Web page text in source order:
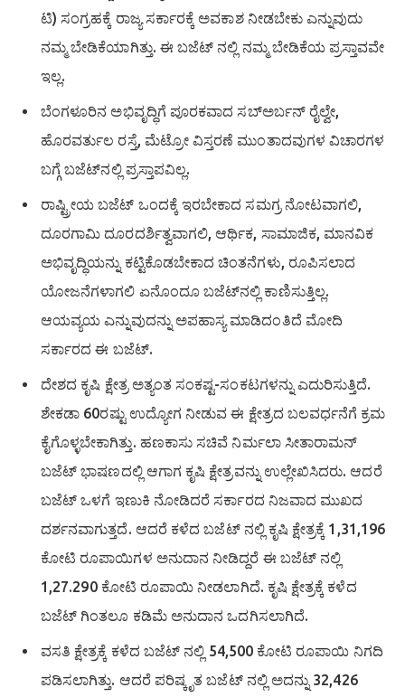
ಟಿ) ಸಂಗ್ರಹಕ್ಕೆ ರಾಜ್ಯ ಸರ್ಕಾರಕ್ಕೆ ಅವಕಾಶ ನೀಡಬೇಕು ಎನ್ನುವುದು
ನಮ್ಮ ಬೇಡಿಕೆಯಾಗಿತ್ತು. ಈ ಬಜೆಟ್ ನಲ್ಲಿ ನಮ್ಮ ಬೇಡಿಕೆಯ ಪ್ರಸ್ತಾವವೇ
ಇಲ್ಲ.
ಬೆಂಗಳೂರಿನ ಅಭಿವೃದ್ಧಿಗೆ ಪೂರಕವಾದ ಸಬ್‌ಅರ್ಬನ್‌ ರೈಲ್ವೇ,
ಹೊರವರ್ತುಲ ರಸ್ತೆ, ಮೆಟ್ರೋ ವಿಸ್ತರಣೆ ಮುಂತಾದವುಗಳ ವಿಚಾರಗಳ
ಬಗ್ಗೆ ಬಜೆಟ್‌ನಲ್ಲಿ ಪ್ರಸ್ತಾಪವಿಲ್ಲ.
ರಾಷ್ಟ್ರೀಯ ಬಜೆಟ್‌ ಒಂದಕ್ಕೆ ಇರಬೇಕಾದ ಸಮಗ್ರ ನೋಟವಾಗಲಿ,
ದೂರಗಾಮಿ ದೂರದರ್ಶಿತ್ವವಾಗಲಿ, ಆರ್ಥಿಕ, ಸಾಮಾಜಿಕ, ಮಾನವಿಕ
ಅಭಿವೃದ್ಧಿಯನ್ನು ಕಟ್ಟಿಕೊಡಬೇಕಾದ ಚಿಂತನೆಗಳು, ರೂಪಿಸಲಾದ
ಯೋಜನೆಗಳಾಗಲಿ ಏನೊಂದೂ ಬಜೆಟ್‌ನಲ್ಲಿ ಕಾಣಿಸುತ್ತಿಲ್ಲ.
ಆಯವ್ಯಯ ಎನ್ನುವುದನ್ನು ಅಪಹಾಸ್ಯ ಮಾಡಿದಂತಿದೆ ಮೋದಿ
ಸರ್ಕಾರದ ಈ ಬಜೆಟ್‌.
ದೇಶದ ಕೃಷಿ ಕ್ಷೇತ್ರ ಅತ್ಯಂತ ಸಂಕಷ್ಟ-ಸಂಕಟಗಳನ್ನು ಎದುರಿಸುತ್ತಿದೆ.
ಶೇಕಡಾ 60ರಷ್ಟು ಉದ್ಯೋಗ ನೀಡುವ ಈ ಕ್ಷೇತ್ರದ ಬಲವರ್ಧನೆಗೆ ಕ್ರಮ
ಕೈಗೊಳ್ಳಬೇಕಾಗಿತ್ತು. ಹಣಕಾಸು ಸಚಿವೆ ನಿರ್ಮಲಾ ಸೀತಾರಾಮನ್
ಬಜೆಟ್ ಭಾಷಣದಲ್ಲಿ ಆಗಾಗ ಕೃಷಿ ಕ್ಷೇತ್ರವನ್ನು ಉಲ್ಲೇಖಿಸಿದರು. ಆದರೆ
ಬಜೆಟ್ ಒಳಗೆ ಇಣುಕಿ ನೋಡಿದರೆ ಸರ್ಕಾರದ ನಿಜವಾದ ಮುಖದ
ದರ್ಶನವಾಗುತ್ತದೆ. ಆದರೆ ಕಳೆದ ಬಜೆಟ್ ನಲ್ಲಿ ಕೃಷಿ ಕ್ಷೇತ್ರಕ್ಕೆ 1,31,196
ಕೋಟಿ ರೂಪಾಯಿಗಳ ಅನುದಾನ ನೀಡಿದ್ದರೆ ಈ ಬಜೆಟ್ ನಲ್ಲಿ
1,27.290 ಕೋಟಿ ರೂಪಾಯಿ ನೀಡಲಾಗಿದೆ. ಕೃಷಿ ಕ್ಷೇತ್ರಕ್ಕೆ ಕಳೆದ
ಬಜೆಟ್ ಗಿಂತಲೂ ಕಡಿಮೆ ಅನುದಾನ ಒದಗಿಸಲಾಗಿದೆ.
ವಸತಿ ಕ್ಷೇತ್ರಕ್ಕೆ ಕಳೆದ ಬಜೆಟ್ ನಲ್ಲಿ 54,500 ಕೋಟಿ ರೂಪಾಯಿ ನಿಗದಿ
ಪಡಿಸಲಾಗಿತ್ತು. ಆದರೆ ಪರಿಷ್ಕೃತ ಬಜೆಟ್ ನಲ್ಲಿ ಅದನ್ನು 32,426